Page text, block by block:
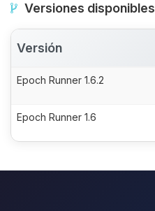
Versiones disponibles
Versión
Epoch Runner 1.6.2
Epoch Runner 1.6